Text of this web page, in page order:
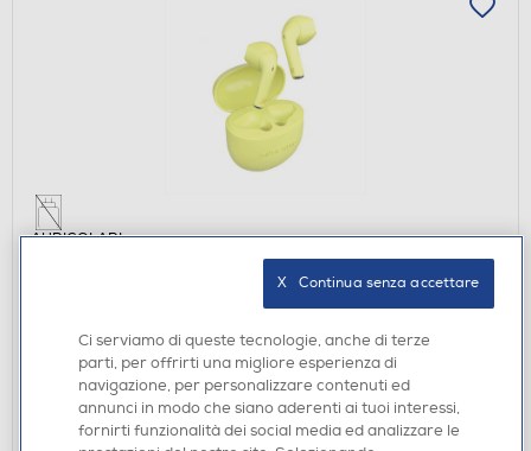
AURICOLARI
SBS - Auricolare TWS-Giallo
Acquisto online:disponibile
Ritiro in negozio in 30' gratuito:verifica
AGGIUNGI
Ci serviamo di queste tecnologie, anche di terze
parti, per offrirti una migliore esperienza di
navigazione, per personalizzare contenuti ed
annunci in modo che siano aderenti ai tuoi interessi,
fornirti funzionalità dei social media ed analizzare le
X   Continua senza accettare